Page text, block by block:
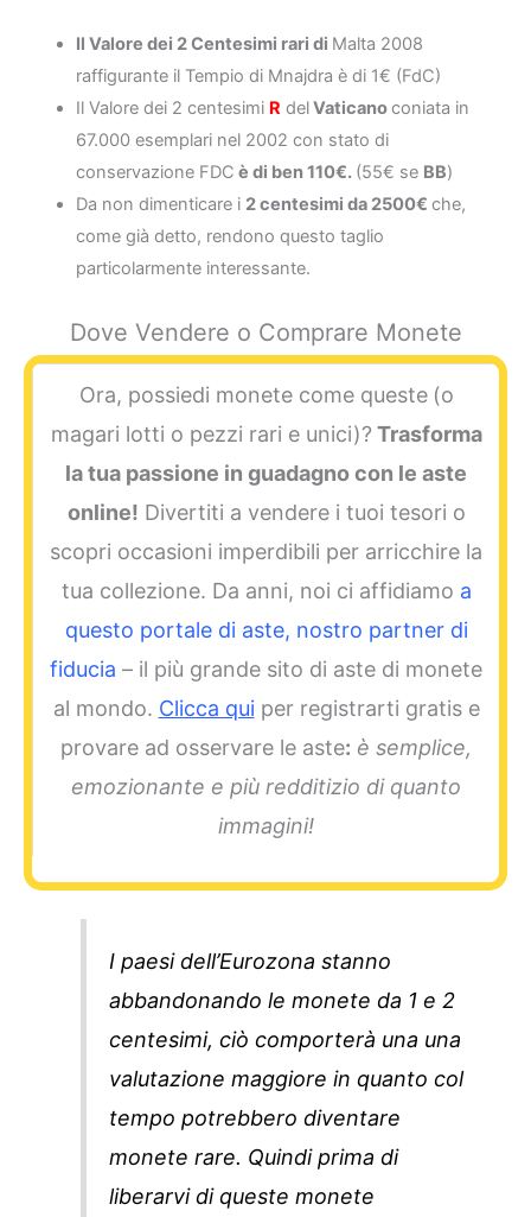
Il Valore dei 2 Centesimi rari di Malta 2008
raffigurante il Tempio di Mnajdra è di 1€ (FdC)
Il Valore dei 2 centesimi R delVaticanoconiata in
67.000 esemplari nel 2002 con stato di
conservazione FDC è di ben 110€. (55€ se BB)
Da non dimenticare i 2 centesimi da 2500€ che,
come già detto, rendono questo taglio
particolarmente interessante.
Dove Vendere o Comprare Monete
Ora, possiedi monete come queste (o
magari lotti o pezzi rari e unici)? Trasforma
la tua passione in guadagno con le aste
online! Divertiti a vendere i tuoi tesori o
scopri occasioni imperdibili per arricchire la
tua collezione. Da anni, noi ci affidiamo a
questo portale di aste, nostro partner di
fiducia – il più grande sito di aste di monete
al mondo. Clicca qui per registrarti gratis e
provare ad osservare le aste: è semplice,
emozionante e più redditizio di quanto
immagini!
I paesi dell’Eurozona stanno
abbandonando le monete da 1 e 2
centesimi, ciò comporterà una una
valutazione maggiore in quanto col
tempo potrebbero diventare
monete rare. Quindi prima di
liberarvi di queste monete